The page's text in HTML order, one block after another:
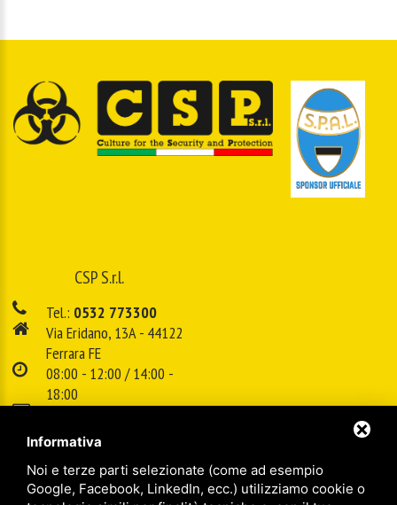
CSP S.r.l.
Tel.: 0532 773300
Via Eridano, 13A - 44122
Ferrara FE
08:00 - 12:00 / 14:00 -
18:00
info@cspsrl.biz
Sitemap / Privacy policy/Legal
Informativa
Noi e terze parti selezionate (come ad esempio
Google, Facebook, LinkedIn, ecc.) utilizziamo cookie o